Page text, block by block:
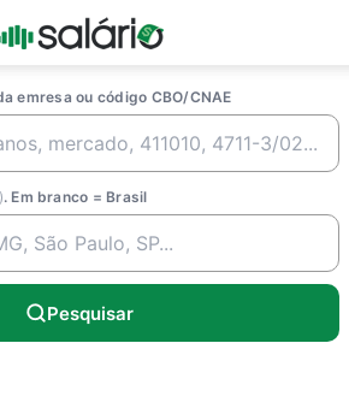
emresa ou código CBO/CNAE
. Em branco = Brasil
Pesquisar